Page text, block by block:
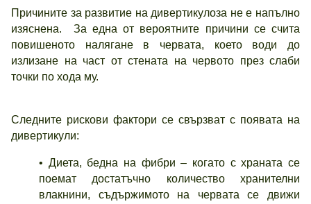
Причините за развитие на дивертикулоза не е напълно
изяснена. За една от вероятните причини се счита
повишеното налягане в червата, което води до
излизане на част от стената на червото през слаби
точки по хода му.
Следните рискови фактори се свързват с появата на
дивертикули:
• Диета, бедна на фибри – когато с храната се
поемат достатъчно количество хранителни
влакнини, съдържимото на червата се движи